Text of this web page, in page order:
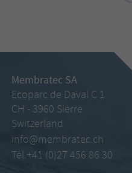
Membratec SA
Ecoparc de Daval C 1
CH - 3960 Sierre
Switzerland
info@membratec.ch
Tél.+41 (0)27 456 86 30